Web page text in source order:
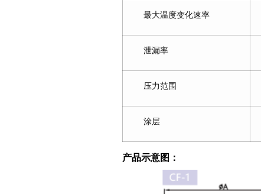
最大温度变化速率
泄漏率
压力范围
涂层
产品示意图：